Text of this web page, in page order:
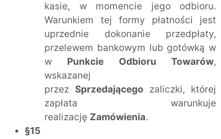
kasie, w momencie jego odbioru.
Warunkiem tej formy płatności jest
uprzednie dokonanie przedpłaty,
przelewem bankowym lub gotówką w
w Punkcie Odbioru Towarów,
wskazanej
przez Sprzedającego zaliczki, której
zapłata warunkuje
realizację Zamówienia.
§15